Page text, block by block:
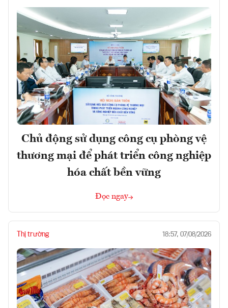
Chủ động sử dụng công cụ phòng vệ
thương mại để phát triển công nghiệp
hóa chất bền vững
Đọc ngay
Thị trường 18:57, 07/08/2026